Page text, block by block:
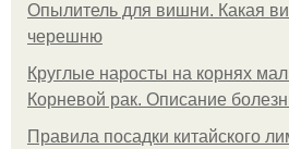
Опылитель для вишни. Какая
черешню
Круглые наросты на корнях
Корневой рак. Описание
Правила посадки китайского